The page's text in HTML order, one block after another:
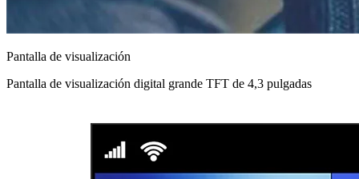
Pantalla de visualización
Pantalla de visualización digital grande TFT de 4,3 pulgadas